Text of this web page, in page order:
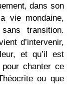
dans son
vie mondaine,
transition.
d’intervenir,
et qu’il est
chanter ce
ou que